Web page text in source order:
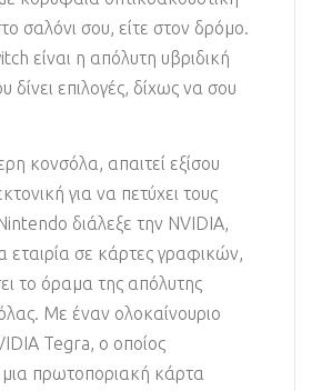
σαλόνι σου, είτε στον δρόμο.
είναι η απόλυτη υβριδική
δίνει επιλογές, δίχως να σου
κονσόλα, απαιτεί εξίσου
για να πετύχει τους
διάλεξε την NVIDIA,
εταιρία σε κάρτες γραφικών,
το όραμα της απόλυτης
Με έναν ολοκαίνουριο
Tegra, ο οποίος
μια πρωτοποριακή κάρτα